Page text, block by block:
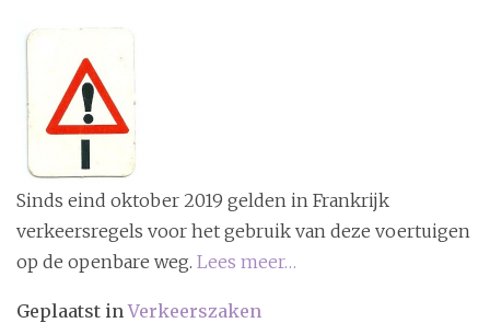
Sinds eind oktober 2019 gelden in Frankrijk
verkeersregels voor het gebruik van deze voertuigen
op de openbare weg. Lees meer…
Geplaatst inVerkeerszaken